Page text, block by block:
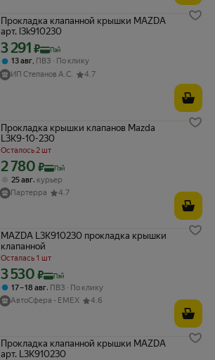
Прокладка клапанной крышки MAZDA
арт. l3k910230
Цена с картой Яндекс Пэй 3291 ₽ вместо
3 291 ₽ Пэй
13 авг, ПВЗ
По клику
ИП Степанов А.С.
4.7
Прокладка крышки клапанов Mazda
L3K9-10-230
Осталось 2 шт
Цена с картой Яндекс Пэй 2780 ₽ вместо
2 780 ₽ Пэй
25 авг, курьер
Партерра
4.7
MAZDA L3K910230 прокладка крышки
клапанной
Осталась 1 шт
Цена с картой Яндекс Пэй 3530 ₽ вместо
3 530 ₽ Пэй
17 – 18 авг, ПВЗ
По клику
АвтоСфера - ЕМЕХ
4.6
Прокладка клапанной крышки MAZDA
арт. L3K910230